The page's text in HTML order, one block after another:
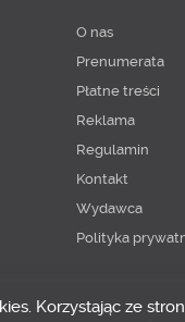
O nas
Prenumerata
Płatne treści
Reklama
Regulamin
Kontakt
Wydawca
Polityka
Korzystając ze